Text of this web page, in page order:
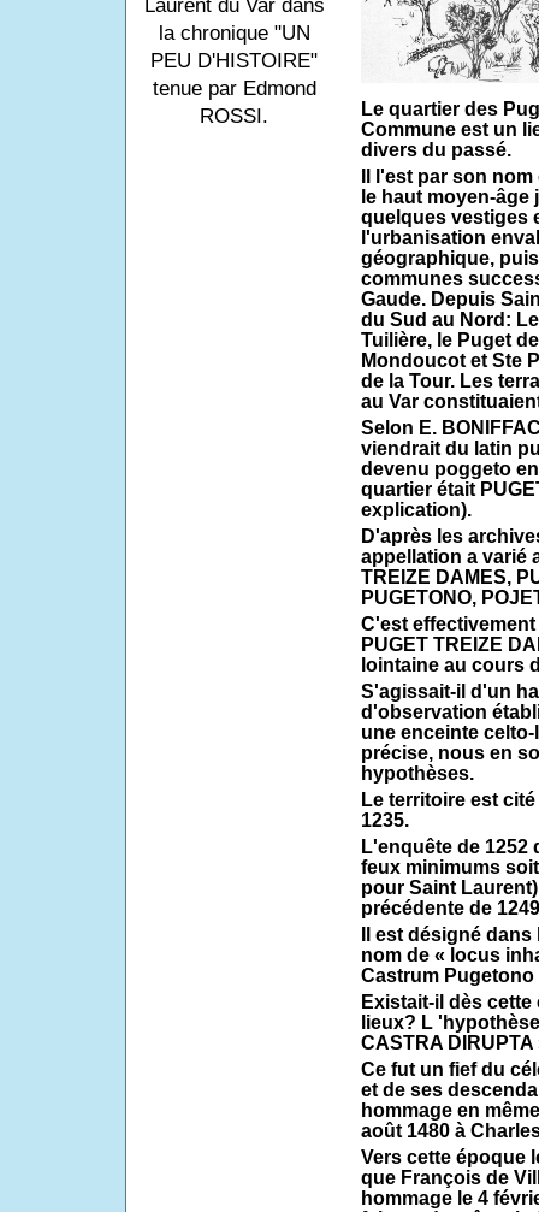
Laurent du Var dans
la chronique "UN
PEU D'HISTOIRE"
tenue par Edmond
ROSSI.
Le quartier des
Commune est un
divers du passé.
Il l'est par son
le haut moyen-
quelques vestiges
l'urbanisation
géographique,
communes
Gaude. Depuis
du Sud au Nord:
Tuilière, le Puget
Mondoucot et Ste
de la Tour. Les
au Var
Selon E.
viendrait du latin
devenu poggeto
quartier était
explication).
D'après les
appellation a varié
TREIZE DAMES,
PUGETONO,
C'est
PUGET TREIZE
lointaine au cours
S'agissait-il d'un
d'observation
une enceinte
précise, nous en
hypothèses.
Le territoire est
1235.
L'enquête de 1252
feux minimums
pour Saint
précédente de
Il est désigné
nom de « locus
Castrum
Existait-il dès
lieux? L
CASTRA DIRUPTA
Ce fut un fief du
et de ses
hommage en
août 1480 à
Vers cette époque
que François de
hommage le 4